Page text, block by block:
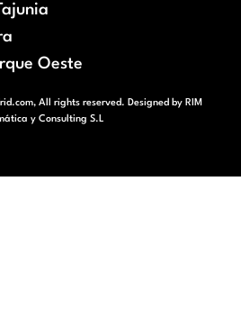
Oeste
All rights reserved. Designed by RIM
y Consulting S.L